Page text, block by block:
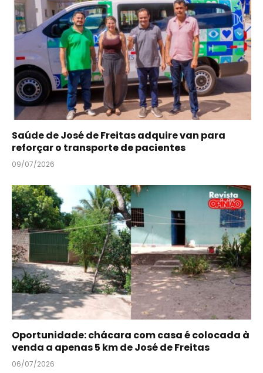
Saúde de José de Freitas adquire van para
reforçar o transporte de pacientes
09/07/2026
Oportunidade: chácara com casa é colocada à
venda a apenas 5 km de José de Freitas
06/07/2026